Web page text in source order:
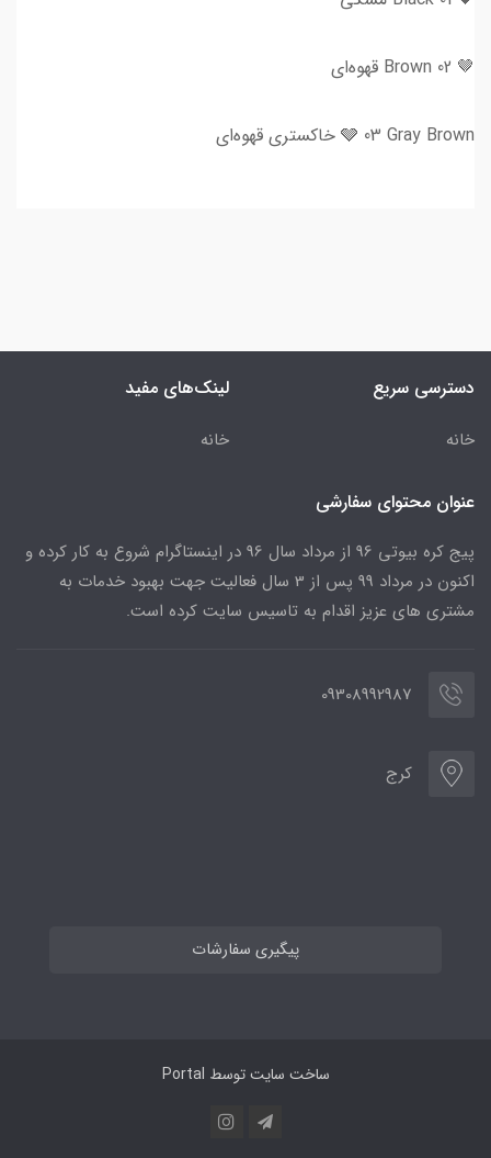
🤎 02 Brown قهوه‌ای
🩶 03 Gray Brown خاکستری قهوه‌ای
دسترسی سریع
خانه
لینک‌های مفید
خانه
عنوان محتوای سفارشی
پیج کره بیوتی 96 از مرداد سال 96 در اینستاگرام شروع به کار کرده و
اکنون در مرداد 99 پس از 3 سال فعالیت جهت بهبود خدمات به
مشتری های عزیز اقدام به تاسیس سایت کرده است.
09308992987
کرج
پیگیری سفارشات
ساخت سایت توسط Portal